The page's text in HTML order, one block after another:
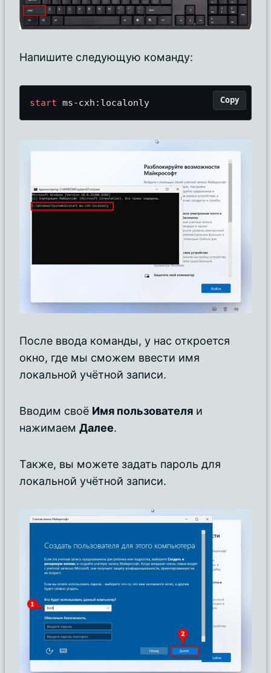
Напишите следующую команду:
start ms-cxh:localonly Copy
После ввода команды, у нас откроется
окно, где мы сможем ввести имя
локальной учётной записи.
Вводим своё Имя пользователя и
нажимаем Далее.
Также, вы можете задать пароль для
локальной учётной записи.